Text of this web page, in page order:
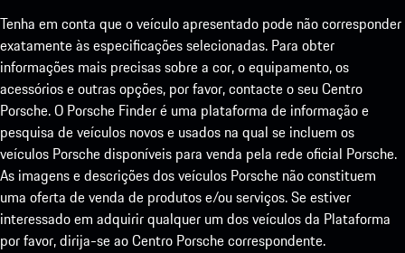
Tenha em conta que o veículo apresentado pode não corresponder
exatamente às especificações selecionadas. Para obter
informações mais precisas sobre a cor, o equipamento, os
acessórios e outras opções, por favor, contacte o seu Centro
Porsche. O Porsche Finder é uma plataforma de informação e
pesquisa de veículos novos e usados na qual se incluem os
veículos Porsche disponíveis para venda pela rede oficial Porsche.
As imagens e descrições dos veículos Porsche não constituem
uma oferta de venda de produtos e/ou serviços. Se estiver
interessado em adquirir qualquer um dos veículos da Plataforma
por favor, dirija-se ao Centro Porsche correspondente.